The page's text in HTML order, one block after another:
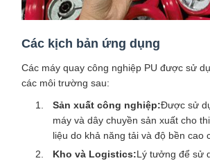
Các kịch bản ứng dụng
Các máy quay công nghiệp PU được sử
các môi trường sau:
Sản xuất công nghiệp:Được sử
máy và dây chuyền sản xuất cho
liệu do khả năng tải và độ bền cao
Kho và Logistics:Lý tưởng để sử